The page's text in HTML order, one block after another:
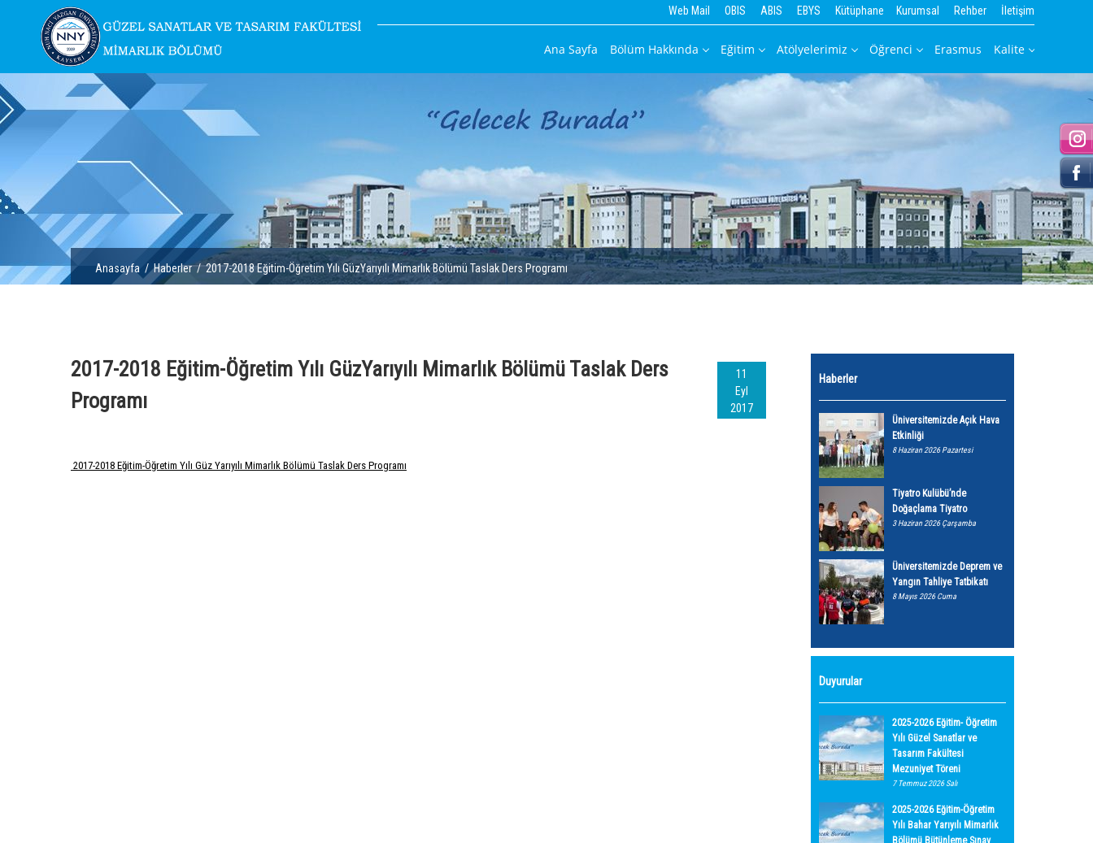
Web Mail OBIS ABIS EBYS Kütüphane Kurumsal Rehber İletişim
Ana Sayfa Bölüm Hakkında Eğitim Atölyelerimiz Öğrenci Erasmus Kalite
Anasayfa /Haberler/ 2017-2018 Eğitim-Öğretim Yılı GüzYarıyılı Mimarlık Bölümü Taslak Ders Programı
11
Eyl
2017
2017-2018 Eğitim-Öğretim Yılı GüzYarıyılı Mimarlık Bölümü Taslak Ders
Programı
2017-2018 Eğitim-Öğretim Yılı Güz Yarıyılı Mimarlık Bölümü Taslak Ders Programı
Haberler
Üniversitemizde Açık Hava
Etkinliği
8 Haziran 2026 Pazartesi
Tiyatro Kulübü’nde
Doğaçlama Tiyatro
3 Haziran 2026 Çarşamba
Üniversitemizde Deprem ve
Yangın Tahliye Tatbikatı
8 Mayıs 2026 Cuma
Duyurular
2025-2026 Eğitim- Öğretim
Yılı Güzel Sanatlar ve
Tasarım Fakültesi
Mezuniyet Töreni
7 Temmuz 2026 Salı
2025-2026 Eğitim-Öğretim
Yılı Bahar Yarıyılı Mimarlık
Bölümü Bütünleme Sınav